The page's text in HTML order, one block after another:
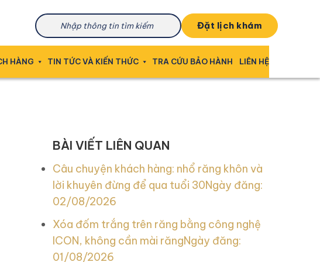
đặt lịch khám
HÀNG TIN TỨC VÀ KIẾN THỨC TRA CỨU BẢO HÀNH LIÊN HỆ
BÀI VIẾT LIÊN QUAN
Câu chuyện khách hàng: nhổ răng khôn và
lời khuyên đừng để qua tuổi 30Ngày đăng:
02/08/2026
Xóa đốm trắng trên răng bằng công nghệ
ICON, không cần mài răngNgày đăng:
01/08/2026